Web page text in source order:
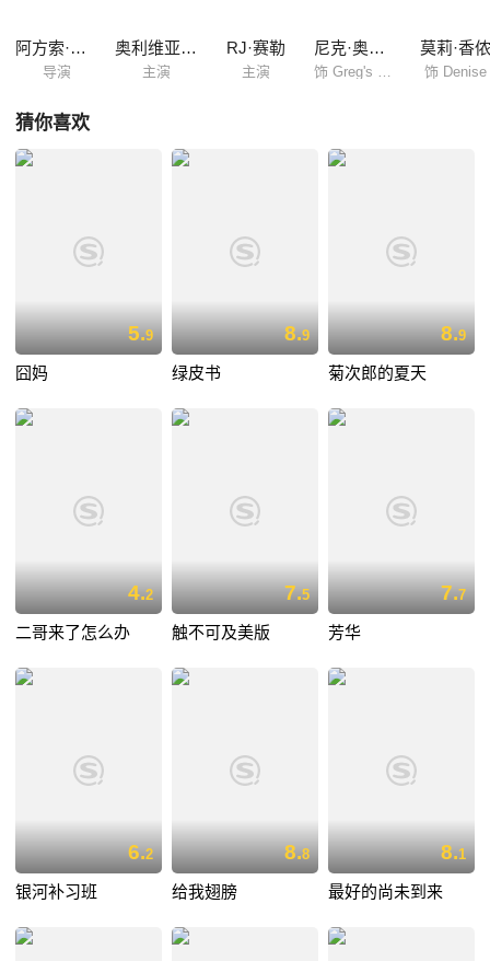
阿方索·戈麦斯-雷洪
导演
奥利维亚·库克
主演
RJ·赛勒
主演
尼克·奥弗曼 莫莉·香侬
饰 Denise
猜你喜欢
5.9
囧妈
8.9
绿皮书
8.9
菊次郎的夏天
4.2
二哥来了怎么办
7.5
触不可及美版
7.7
芳华
6.2
银河补习班
8.8
给我翅膀
8.1
最好的尚未到来